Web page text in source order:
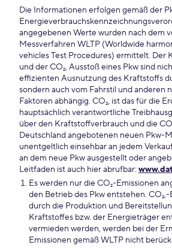
Die Informationen erfolgen gemäß der
angegebenen Werte wurden nach dem
Messverfahren WLTP (Worldwide
vehicles Test Procedures) ermittelt. Der
und der CO₂, Ausstoß eines Pkw sind
effizienten Ausnutzung des Kraftstoffs
sondern auch vom Fahrstil und anderen
Faktoren abhängig. CO₂, ist das für die
hauptsächlich verantwortliche
über den Kraftstoffverbrauch und die
Deutschland angebotenen neuen Pkw-
unentgeltlich einsehbar an jedem
an dem neue Pkw ausgestellt oder
Leitfaden ist auch hier abrufbar:
Es werden nur die CO₂-Emissionen
den Betrieb des Pkw entstehen. CO₂,-
durch die Produktion und
Kraftstoffes bzw. der Energieträger
vermieden werden, werden bei der
Emissionen gemäß WLTP nicht